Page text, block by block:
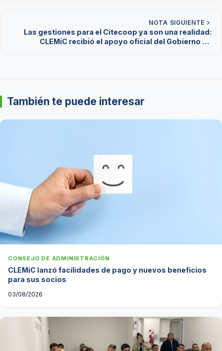
NOTA SIGUIENTE
Las gestiones para el Citecoop ya son una realidad:
CLEMiC recibió el apoyo oficial del Gobierno de
También te puede interesar
CONSEJO DE ADMINISTRACIÓN
CLEMiC lanzó facilidades de pago y nuevos beneficios
para sus socios
03/08/2026